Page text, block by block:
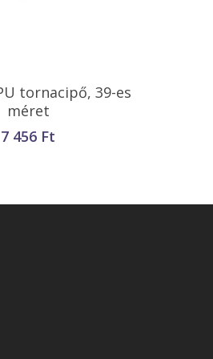
Teszem
tornacipő, 39-es
méret
7 456 Ft